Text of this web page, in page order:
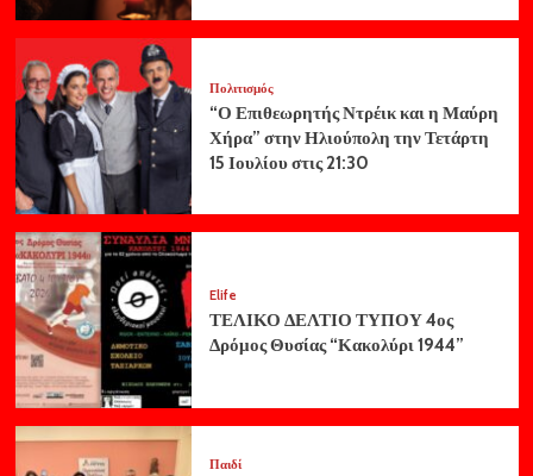
Πολιτισμός
“Ο Επιθεωρητής Ντρέικ και η Μαύρη
Χήρα” στην Ηλιούπολη την Τετάρτη
15 Ιουλίου στις 21:30
Elife
ΤΕΛΙΚΟ ΔΕΛΤΙΟ ΤΥΠΟΥ 4ος
Δρόμος Θυσίας “Κακολύρι 1944”
Παιδί